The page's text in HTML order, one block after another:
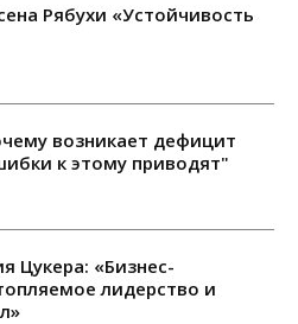
Рябухи «Устойчивость
возникает дефицит
к этому приводят"
Цукера: «Бизнес-
лидерство и